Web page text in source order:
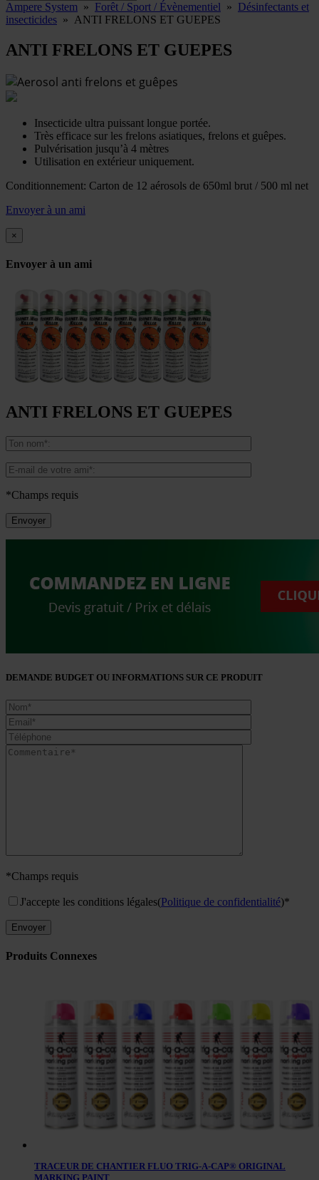
Ampere System » Forêt / Sport / Évènementiel » Désinfectants et
insecticides » ANTI FRELONS ET GUEPES
ANTI FRELONS ET GUEPES
Insecticide ultra puissant longue portée.
Très efficace sur les frelons asiatiques, frelons et guêpes.
Pulvérisation jusqu’à 4 mètres
Utilisation en extérieur uniquement.
Conditionnement: Carton de 12 aérosols de 650ml brut / 500 ml net
Envoyer à un ami
×
Envoyer à un ami
ANTI FRELONS ET GUEPES
*Champs requis
DEMANDE BUDGET OU INFORMATIONS SUR CE PRODUIT
*Champs requis
J'accepte les conditions légales(Politique de confidentialité)*
Produits Connexes
TRACEUR DE CHANTIER FLUO TRIG-A-CAP® ORIGINAL
MARKING PAINT